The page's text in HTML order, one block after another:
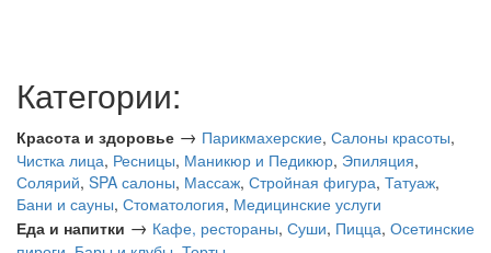
Категории:
Красота и здоровье → Парикмахерские, Салоны красоты,
Чистка лица, Ресницы, Маникюр и Педикюр, Эпиляция,
Солярий, SPA салоны, Массаж, Стройная фигура, Татуаж,
Бани и сауны, Стоматология, Медицинские услуги
Еда и напитки → Кафе, рестораны, Суши, Пицца, Осетинские